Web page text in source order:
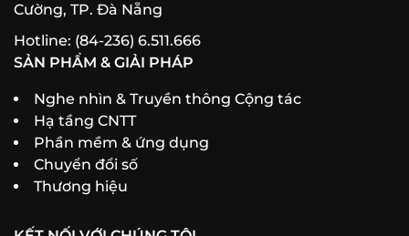
Cường, TP. Đà Nẵng
Hotline: (84-236) 6.511.666
SẢN PHẨM & GIẢI PHÁP
Nghe nhìn & Truyền thông Cộng tác
Hạ tầng CNTT
Phần mềm & ứng dụng
Chuyển đổi số
Thương hiệu